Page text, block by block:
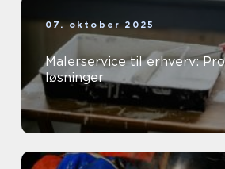
07. oktober 2025
Malerservice til erhverv:
løsninger